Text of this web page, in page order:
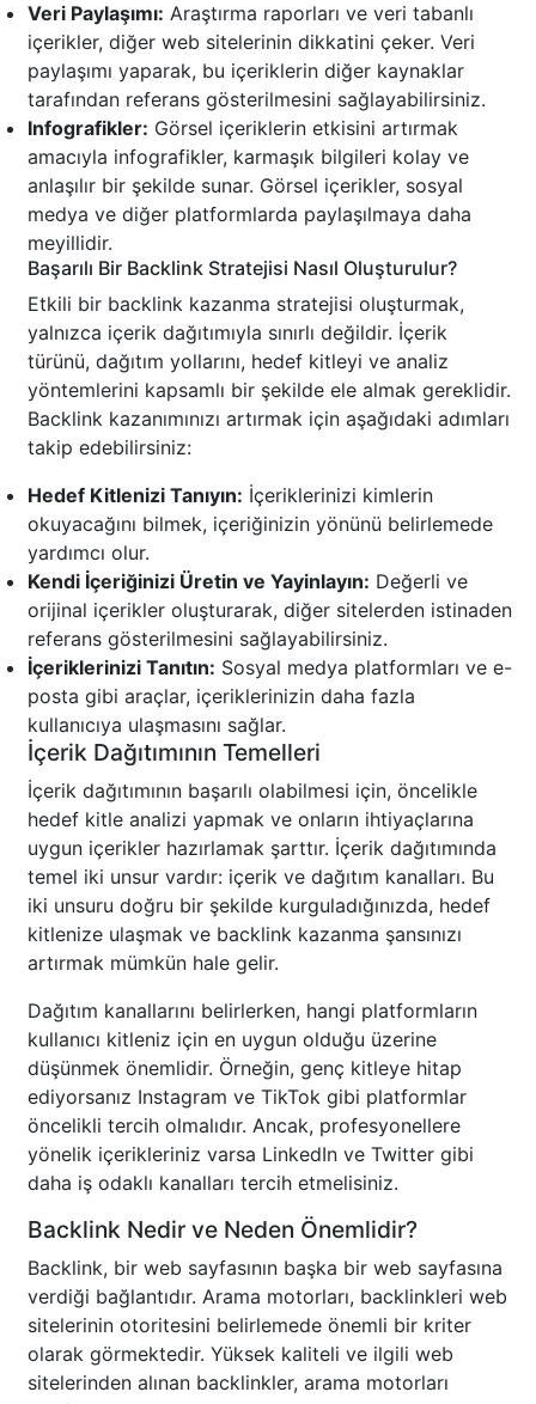
Veri Paylaşımı: Araştırma raporları ve veri tabanlı
içerikler, diğer web sitelerinin dikkatini çeker. Veri
paylaşımı yaparak, bu içeriklerin diğer kaynaklar
tarafından referans gösterilmesini sağlayabilirsiniz.
Infografikler: Görsel içeriklerin etkisini artırmak
amacıyla infografikler, karmaşık bilgileri kolay ve
anlaşılır bir şekilde sunar. Görsel içerikler, sosyal
medya ve diğer platformlarda paylaşılmaya daha
meyillidir.
Başarılı Bir Backlink Stratejisi Nasıl Oluşturulur?
Etkili bir backlink kazanma stratejisi oluşturmak,
yalnızca içerik dağıtımıyla sınırlı değildir. İçerik
türünü, dağıtım yollarını, hedef kitleyi ve analiz
yöntemlerini kapsamlı bir şekilde ele almak gereklidir.
Backlink kazanımınızı artırmak için aşağıdaki adımları
takip edebilirsiniz:
Hedef Kitlenizi Tanıyın: İçeriklerinizi kimlerin
okuyacağını bilmek, içeriğinizin yönünü belirlemede
yardımcı olur.
Kendi İçeriğinizi Üretin ve Yayinlayın: Değerli ve
orijinal içerikler oluşturarak, diğer sitelerden istinaden
referans gösterilmesini sağlayabilirsiniz.
İçeriklerinizi Tanıtın: Sosyal medya platformları ve e-
posta gibi araçlar, içeriklerinizin daha fazla
kullanıcıya ulaşmasını sağlar.
İçerik Dağıtımının Temelleri
İçerik dağıtımının başarılı olabilmesi için, öncelikle
hedef kitle analizi yapmak ve onların ihtiyaçlarına
uygun içerikler hazırlamak şarttır. İçerik dağıtımında
temel iki unsur vardır: içerik ve dağıtım kanalları. Bu
iki unsuru doğru bir şekilde kurguladığınızda, hedef
kitlenize ulaşmak ve backlink kazanma şansınızı
artırmak mümkün hale gelir.
Dağıtım kanallarını belirlerken, hangi platformların
kullanıcı kitleniz için en uygun olduğu üzerine
düşünmek önemlidir. Örneğin, genç kitleye hitap
ediyorsanız Instagram ve TikTok gibi platformlar
öncelikli tercih olmalıdır. Ancak, profesyonellere
yönelik içerikleriniz varsa LinkedIn ve Twitter gibi
daha iş odaklı kanalları tercih etmelisiniz.
Backlink Nedir ve Neden Önemlidir?
Backlink, bir web sayfasının başka bir web sayfasına
verdiği bağlantıdır. Arama motorları, backlinkleri web
sitelerinin otoritesini belirlemede önemli bir kriter
olarak görmektedir. Yüksek kaliteli ve ilgili web
sitelerinden alınan backlinkler, arama motorları